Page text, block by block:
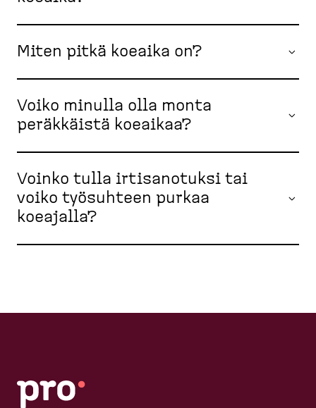
Miten pitkä koeaika on?
Voiko minulla olla monta
peräkkäistä koeaikaa?
Voinko tulla irtisanotuksi tai
voiko työsuhteen purkaa
koeajalla?